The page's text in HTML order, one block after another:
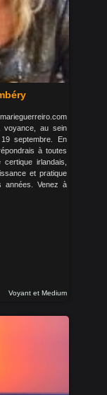
voyance, au sein
septembre. En
à toutes
irlandais,
et pratique
années. Venez à
Voyant et Medium